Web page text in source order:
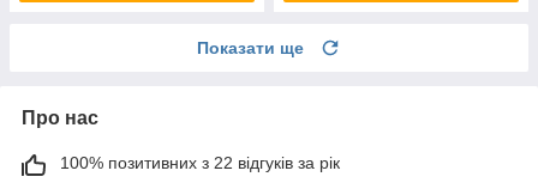
Показати ще
Про нас
100% позитивних з 22 відгуків за рік